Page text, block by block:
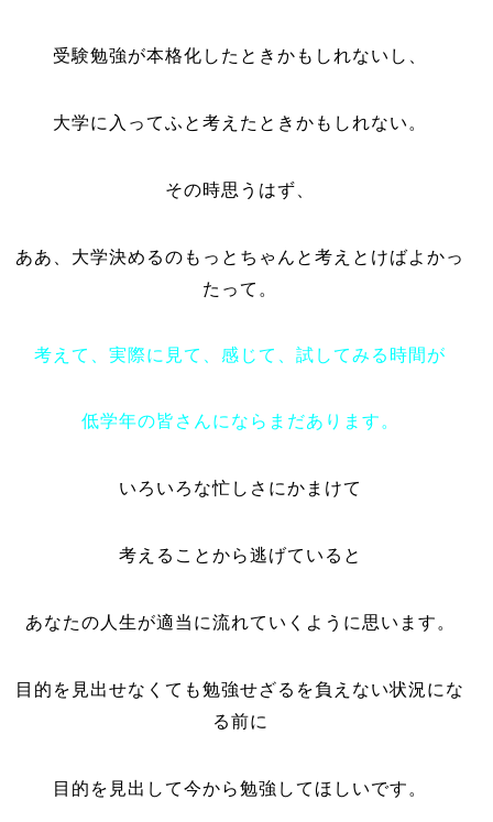
受験勉強が本格化したときかもしれないし、
大学に入ってふと考えたときかもしれない。
その時思うはず、
ああ、大学決めるのもっとちゃんと考えとけばよかっ
たって。
考えて、実際に見て、感じて、試してみる時間が
低学年の皆さんにならまだあります。
いろいろな忙しさにかまけて
考えることから逃げていると
あなたの人生が適当に流れていくように思います。
目的を見出せなくても勉強せざるを負えない状況にな
る前に
目的を見出して今から勉強してほしいです。